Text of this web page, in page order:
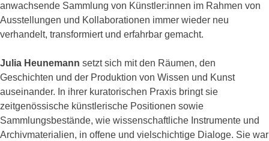
anwachsende Sammlung von Künstler:innen im Rahmen von
Ausstellungen und Kollaborationen immer wieder neu
verhandelt, transformiert und erfahrbar gemacht.
Julia Heunemann setzt sich mit den Räumen, den
Geschichten und der Produktion von Wissen und Kunst
auseinander. In ihrer kuratorischen Praxis bringt sie
zeitgenössische künstlerische Positionen sowie
Sammlungsbestände, wie wissenschaftliche Instrumente und
Archivmaterialien, in offene und vielschichtige Dialoge. Sie war